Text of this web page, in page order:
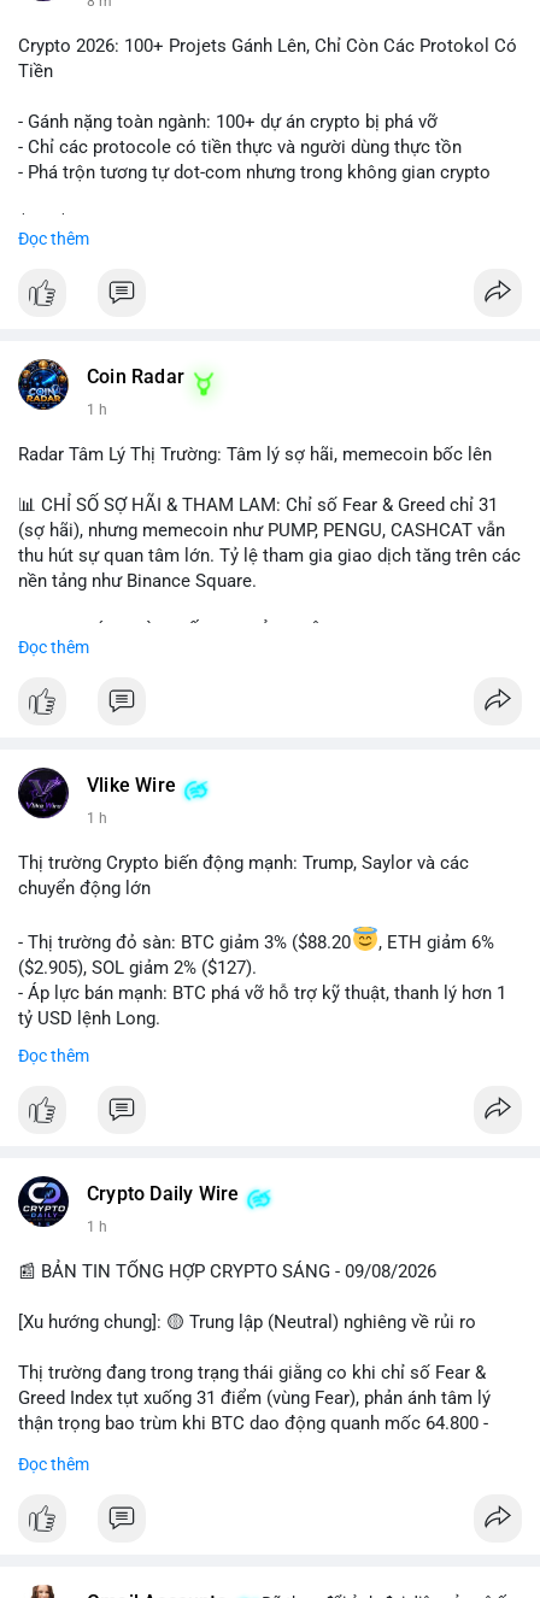
Crypto 2026: 100+ Projets Gánh Lên, Chỉ Còn Các Protokol Có
Tiền
- Gánh nặng toàn ngành: 100+ dự án crypto bị phá vỡ
- Chỉ các protocole có tiền thực và người dùng thực tồn
- Phá trộn tương tự dot-com nhưng trong không gian crypto
Đọc thêm
Coin Radar
1 h
Radar Tâm Lý Thị Trường: Tâm lý sợ hãi, memecoin bốc lên
📊 CHỈ SỐ SỢ HÃI & THAM LAM: Chỉ số Fear & Greed chỉ 31
(sợ hãi), nhưng memecoin như PUMP, PENGU, CASHCAT vẫn
thu hút sự quan tâm lớn. Tỷ lệ tham gia giao dịch tăng trên các
nền tảng như Binance Square.
CASHCAT, SUI, TAO xuất hiện nhiều trong tìm kiếm Việt Nam
hấp dẫn. Bàn tán về SPCX và SAGA cũng hấp dẫn.
SAGA", "short SPCX", và "đã ngồi ăn ở khách sạn 5*" (từ bài
đăng Binance Square). Tin tức về BIP-110 Bitcoin và SKR token
BNB Smart Chain.
Sợ hãi do chỉ số thấp nhưng xu hướng memecoin và tin tức
tích cực (BTC ETF, SKR) tạo áp lực lên giá. Rủi ro từ các đề cày
SPCX và SAGA vẫn cao. Cần theo dõi xu hướng "long" hoặc
"short" theo chiến lược cá nhân.
📊 Nguồn: Radar Tâm Lý Thị Trường
Đọc thêm
Vlike Wire
1 h
Thị trường Crypto biến động mạnh: Trump, Saylor và các
chuyển động lớn
- Thị trường đỏ sàn: BTC giảm 3% ($88.20
, ETH giảm 6%
($2.905), SOL giảm 2% ($127).
- Áp lực bán mạnh: BTC phá vỡ hỗ trợ kỹ thuật, thanh lý hơn 1
tỷ USD lệnh Long.
- Tin tức quan trọng: Trump Media dự kiến airdrop token cho
cổ đông vào tháng 2.
- Định chế tài chính: Delaware Life đưa BTC vào sản phẩm bảo
hiểm; Galaxy Digital lập quỹ đầu tư 100 triệu USD.
#binancesquare
$btc $eth $sol $xrp
#vlikevn #titanbot
📰 Nguồn: Decrypt
Đọc thêm
Crypto Daily Wire
1 h
📰 BẢN TIN TỔNG HỢP CRYPTO SÁNG - 09/08/2026
[Xu hướng chung]: 🟡 Trung lập (Neutral) nghiêng về rủi ro
Thị trường đang trong trạng thái giằng co khi chỉ số Fear &
Greed Index tụt xuống 31 điểm (vùng Fear), phản ánh tâm lý
thận trọng bao trùm khi BTC dao động quanh mốc 64.800 -
giao dịch BTC lớn được ghi nhận trong 24h qua, tổng trị giá
Đọc thêm